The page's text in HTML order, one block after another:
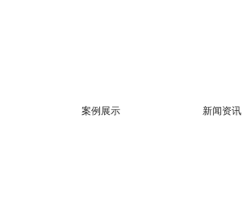
案例展示 新闻资讯